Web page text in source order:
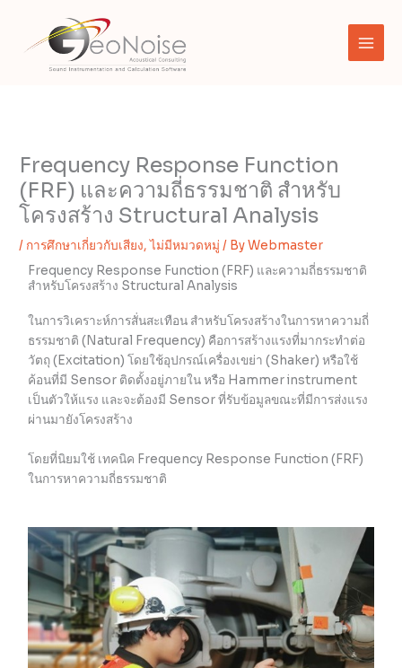
content
Frequency Response Function
(FRF) และความถี่ธรรมชาติ สำหรับ
โครงสร้าง Structural Analysis
/ การศึกษาเกี่ยวกับเสียง,ไม่มีหมวดหมู่ / ByWebmaster
Frequency Response Function (FRF) และความถี่ธรรมชาติ
สำหรับโครงสร้าง Structural Analysis
ในการวิเคราะห์การสั่นสะเทือน สำหรับโครงสร้างในการหาความถี่
ธรรมชาติ (Natural Frequency) คือการสร้างแรงที่มากระทำต่อ
วัตถุ (Excitation) โดยใช้อุปกรณ์เครื่องเขย่า (Shaker) หรือใช้
ค้อนที่มี Sensor ติดตั้งอยู่ภายใน หรือ Hammer instrument
เป็นตัวให้แรง และจะต้องมี Sensor ที่รับข้อมูลขณะที่มีการส่งแรง
ผ่านมายังโครงสร้าง
โดยที่นิยมใช้ เทคนิค Frequency Response Function (FRF)
ในการหาความถี่ธรรมชาติ